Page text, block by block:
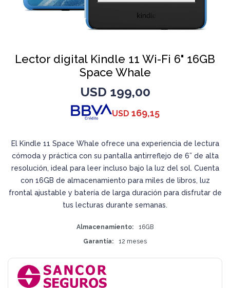
Lector digital Kindle 11 Wi-Fi 6" 16GB
Space Whale
USD 199,00
USD 169,15
El Kindle 11 Space Whale ofrece una experiencia de lectura
cómoda y práctica con su pantalla antirreflejo de 6” de alta
resolución, ideal para leer incluso bajo la luz del sol. Cuenta
con 16GB de almacenamiento para miles de libros, luz
frontal ajustable y batería de larga duración para disfrutar de
tus lecturas durante semanas.
Almacenamiento
16GB
Garantía
12 meses